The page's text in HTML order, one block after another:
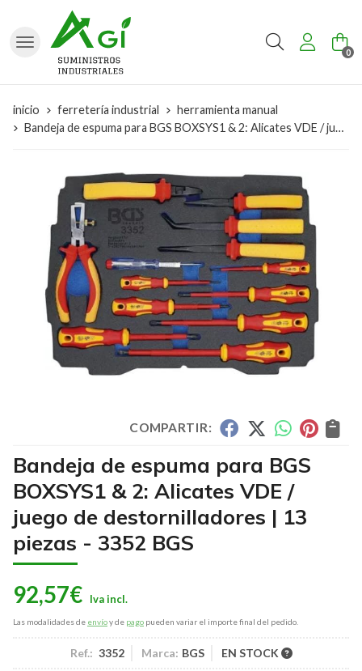
Buscar 0
inicio ferretería industrial
herramienta manual
Bandeja de espuma para BGS BOXSYS1 & 2: Alicates VDE / juego de destornilladores | 13 piezas - 3352 BGS
COMPARTIR:
Bandeja de espuma para BGS
BOXSYS1 & 2: Alicates VDE /
juego de destornilladores | 13
piezas - 3352 BGS
92,57€
Las modalidades de envíoy de pago pueden variar el importe final del pedido.
Ref.: 3352 Marca: BGS EN STOCK